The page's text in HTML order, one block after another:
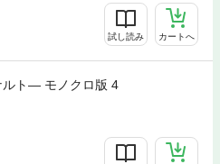
試し読み カートへ
ト― モノクロ版 4